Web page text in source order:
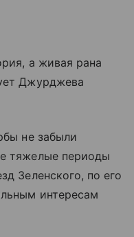
а живая рана
Джурджева
не забыли
тяжелые периоды
Зеленского, по его
интересам